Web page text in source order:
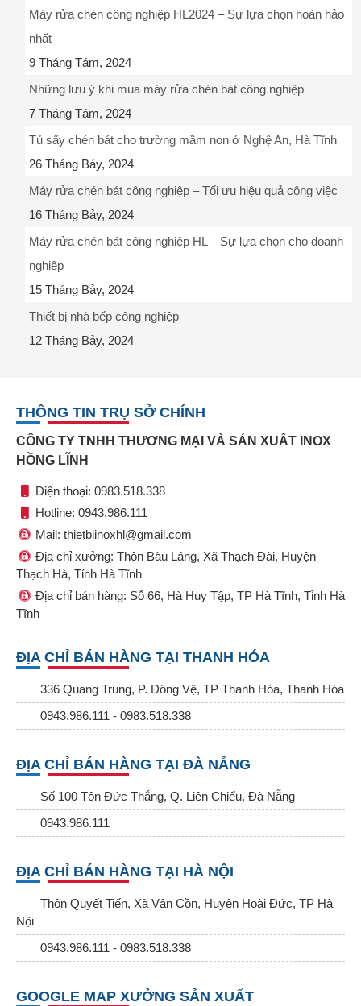
Máy rửa chén công nghiệp HL2024 – Sự lựa chọn hoàn hảo
nhất
9 Tháng Tám, 2024
Những lưu ý khi mua máy rửa chén bát công nghiệp
7 Tháng Tám, 2024
Tủ sấy chén bát cho trường mầm non ở Nghệ An, Hà Tĩnh
26 Tháng Bảy, 2024
Máy rửa chén bát công nghiệp – Tối ưu hiệu quả công việc
16 Tháng Bảy, 2024
Máy rửa chén bát công nghiệp HL – Sự lựa chọn cho doanh
nghiệp
15 Tháng Bảy, 2024
Thiết bị nhà bếp công nghiệp
12 Tháng Bảy, 2024
THÔNG TIN TRỤ SỞ CHÍNH
CÔNG TY TNHH THƯƠNG MẠI VÀ SẢN XUẤT INOX
HỒNG LĨNH
Điện thoại: 0983.518.338
Hotline: 0943.986.111
Mail: thietbiinoxhl@gmail.com
Địa chỉ xưởng: Thôn Bàu Láng, Xã Thạch Đài, Huyện
Thạch Hà, Tỉnh Hà Tĩnh
Địa chỉ bán hàng: Sỗ 66, Hà Huy Tập, TP Hà Tĩnh, Tỉnh Hà
Tĩnh
ĐỊA CHỈ BÁN HÀNG TẠI THANH HÓA
336 Quang Trung, P. Đông Vệ, TP Thanh Hóa, Thanh Hóa
0943.986.111 - 0983.518.338
ĐỊA CHỈ BÁN HÀNG TẠI ĐÀ NẴNG
Số 100 Tôn Đức Thắng, Q. Liên Chiểu, Đà Nẵng
0943.986.111
ĐỊA CHỈ BÁN HÀNG TẠI HÀ NỘI
Thôn Quyết Tiến, Xã Vân Cồn, Huyện Hoài Đức, TP Hà
Nội
0943.986.111 - 0983.518.338
GOOGLE MAP XƯỞNG SẢN XUẤT